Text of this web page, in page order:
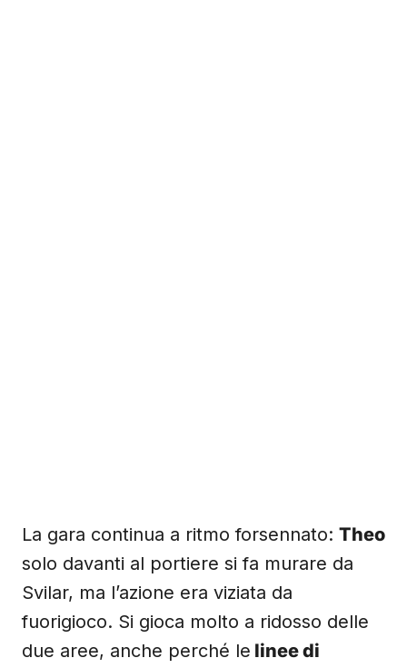
La gara continua a ritmo forsennato: Theo
solo davanti al portiere si fa murare da
Svilar, ma l’azione era viziata da
fuorigioco. Si gioca molto a ridosso delle
due aree, anche perché le linee di